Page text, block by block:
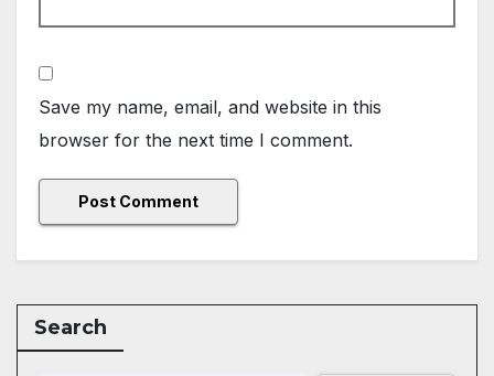
Save my name, email, and website in this
browser for the next time I comment.
Search